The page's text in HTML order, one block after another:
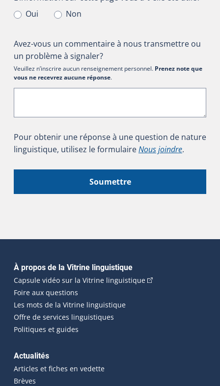
Oui
Non
Avez-vous un commentaire à nous transmettre ou
un problème à signaler?
Veuillez n’inscrire aucun renseignement personnel. Prenez note que
vous ne recevrez aucune réponse.
Pour obtenir une réponse à une question de nature
linguistique, utilisez le formulaireNous joindre.
Soumettre
Navigation principale
À propos de la Vitrine linguistique
Capsule vidéo sur la Vitrine linguistique(Cet hyperlien
Foire aux questions
Les mots de la Vitrine linguistique
Offre de services linguistiques
Politiques et guides
Actualités
Articles et fiches en vedette
Brèves